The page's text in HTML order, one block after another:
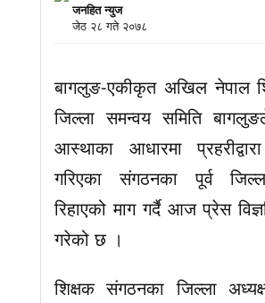
जनहित न्युज
जेठ २८ गते २०७८
बागलुङ-एकीकृत अखिल नेपाल
जिल्ला समन्वय समिति
आस्थाका आधारमा
गरिएका संगठनका पूर्व
रिहाएको माग गर्दै आज प्रेस
गरेको छ ।
शिक्षक संगठनका जिल्ला